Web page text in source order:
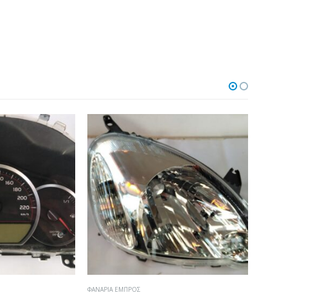
ΚΛΕΙΔΑΡΙΆ ΠΌΡΤΑΣ